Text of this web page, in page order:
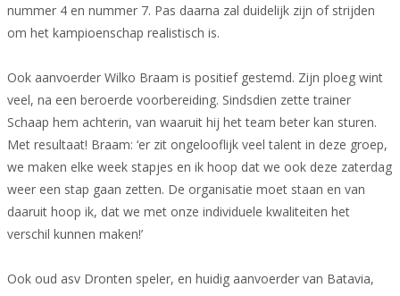
nummer 4 en nummer 7. Pas daarna zal duidelijk zijn of strijden
om het kampioenschap realistisch is.
Ook aanvoerder Wilko Braam is positief gestemd. Zijn ploeg wint
veel, na een beroerde voorbereiding. Sindsdien zette trainer
Schaap hem achterin, van waaruit hij het team beter kan sturen.
Met resultaat! Braam: ‘er zit ongelooflijk veel talent in deze groep,
we maken elke week stapjes en ik hoop dat we ook deze zaterdag
weer een stap gaan zetten. De organisatie moet staan en van
daaruit hoop ik, dat we met onze individuele kwaliteiten het
verschil kunnen maken!’
Ook oud asv Dronten speler, en huidig aanvoerder van Batavia,